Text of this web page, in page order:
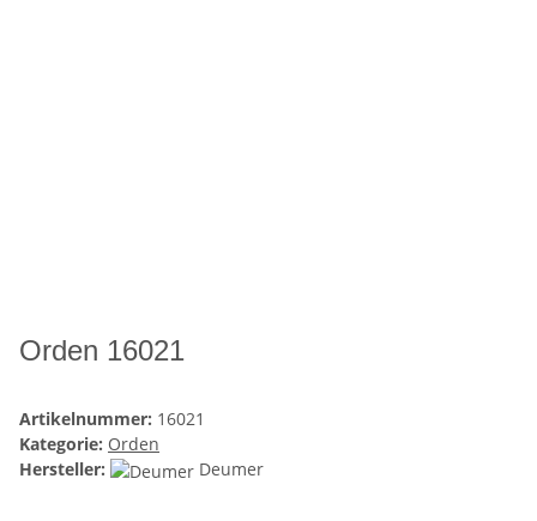
Orden 16021
Artikelnummer: 16021
Kategorie: Orden
Hersteller:
Deumer